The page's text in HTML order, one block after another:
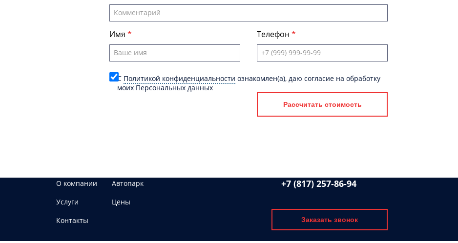
Имя Телефон
C Политикой конфиденциальности ознакомлен(а), даю согласие на обработку
моих Персональных данных
Рассчитать стоимость
О компании
Автопарк
Услуги
Цены
Контакты
+7 (817) 257-86-94
Заказать звонок